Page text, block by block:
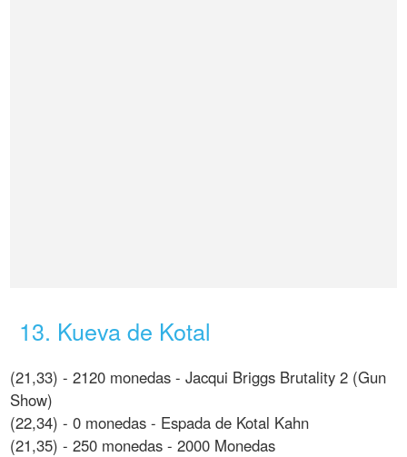
13. Kueva de Kotal
(21,33) - 2120 monedas - Jacqui Briggs Brutality 2 (Gun
Show)
(22,34) - 0 monedas - Espada de Kotal Kahn
(21,35) - 250 monedas - 2000 Monedas